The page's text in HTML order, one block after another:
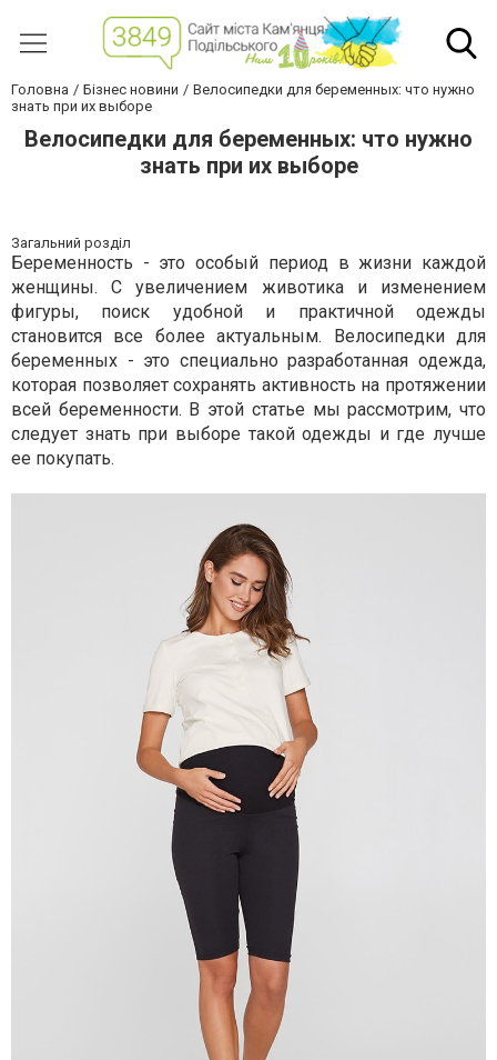
Головна Бізнес новини
Велосипедки для беременных: что нужно
знать при их выборе
Велосипедки для беременных: что нужно
знать при их выборе
Загальний розділ
Беременность - это особый период в жизни каждой
женщины. С увеличением животика и изменением
фигуры, поиск удобной и практичной одежды
становится все более актуальным. Велосипедки для
беременных - это специально разработанная одежда,
которая позволяет сохранять активность на протяжении
всей беременности. В этой статье мы рассмотрим, что
следует знать при выборе такой одежды и где лучше
ее покупать.